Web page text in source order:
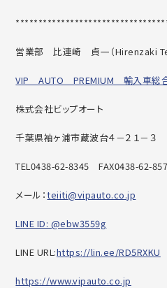
******************************
営業部 比連崎 貞一（Hirenzaki
VIP AUTO PREMIUM 輸入車総合
株式会社ビップオート
千葉県袖ヶ浦市蔵波台４－２１－３
TEL0438-62-8345 FAX0438-62-
メール：teiiti@vipauto.co.jp
LINE ID: @ebw3559g
LINE URL:https://lin.ee/RD5RXKU
https://www.vipauto.co.jp